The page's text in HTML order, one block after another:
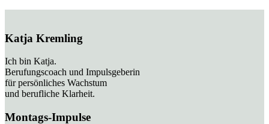
Katja Kremling
Ich bin Katja.
Berufungscoach und Impulsgeberin
für persönliches Wachstum
und berufliche Klarheit.
Montags-Impulse